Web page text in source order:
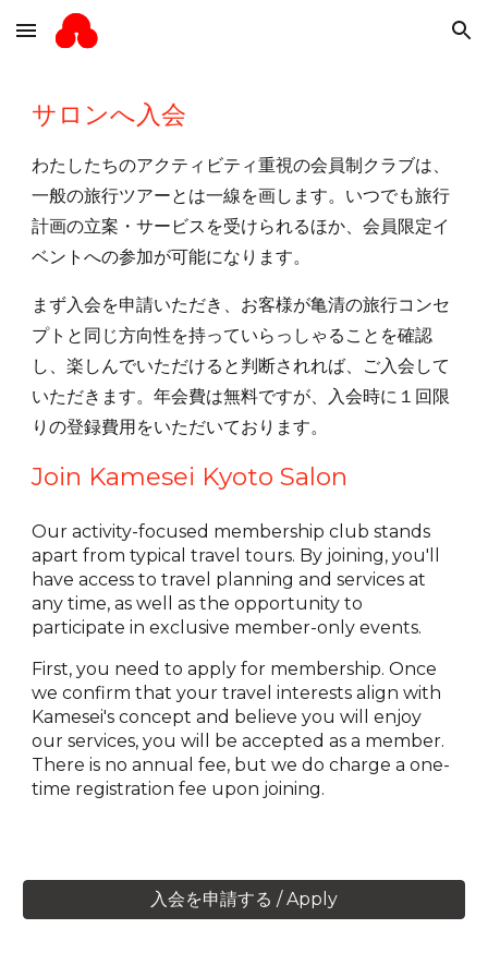
Skip to main content Skip to navigation
サロンへ入会
わたしたちのアクティビティ重視の会員制クラブは、
一般の旅行ツアーとは一線を画します。いつでも旅行
計画の立案・サービスを受けられるほか、会員限定イ
ベントへの参加が可能になります。
まず入会を申請いただき、お客様が亀清の旅行コンセ
プトと同じ方向性を持っていらっしゃることを確認
し、楽しんでいただけると判断されれば、ご入会して
いただきます。年会費は無料ですが、入会時に１回限
りの登録費用をいただいております。
Join Kamesei Kyoto Salon
Our activity-focused membership club stands
apart from typical travel tours. By joining, you'll
have access to travel planning and services at
any time, as well as the opportunity to
participate in exclusive member-only events.
First, you need to apply for membership. Once
we confirm that your travel interests align with
Kamesei's concept and believe you will enjoy
our services, you will be accepted as a member.
There is no annual fee, but we do charge a one-
time registration fee upon joining.
入会を申請する / Apply